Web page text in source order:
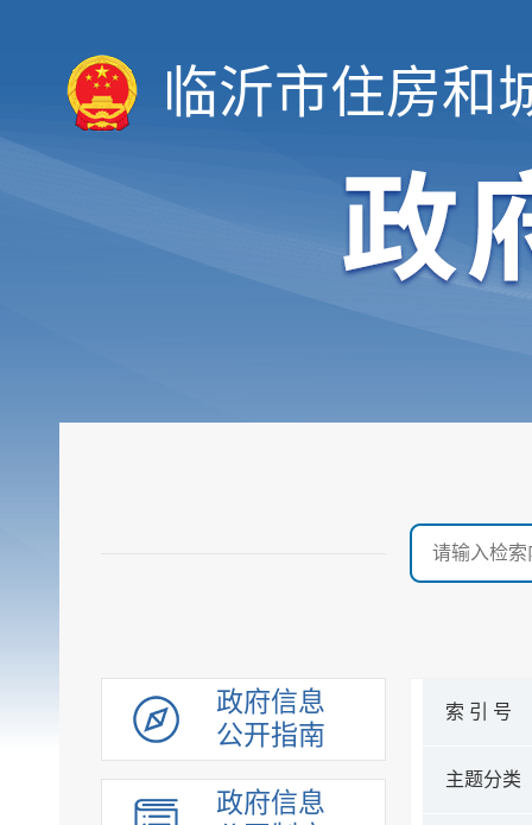
临沂市住房和
政府信息
公开指南
政府信息
索 引 号
主题分类